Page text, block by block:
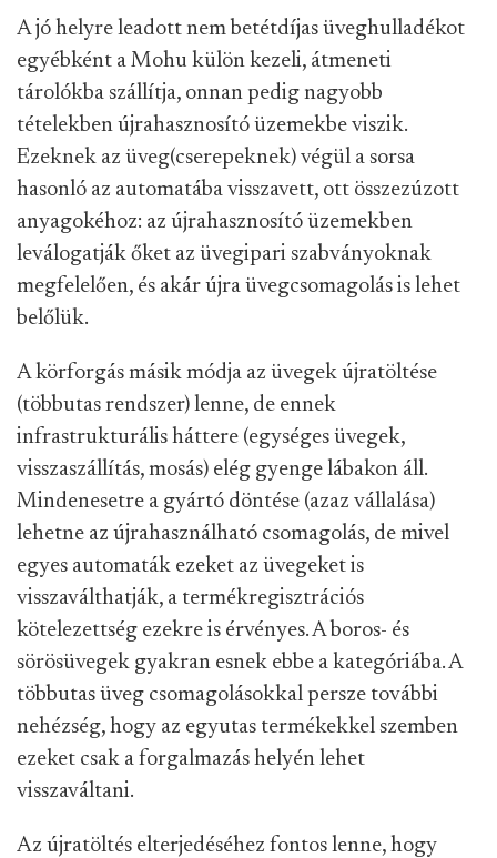
A jó helyre leadott nem betétdíjas üveghulladékot
egyébként a Mohu külön kezeli, átmeneti
tárolókba szállítja, onnan pedig nagyobb
tételekben újrahasznosító üzemekbe viszik.
Ezeknek az üveg(cserepeknek) végül a sorsa
hasonló az automatába visszavett, ott összezúzott
anyagokéhoz: az újrahasznosító üzemekben
leválogatják őket az üvegipari szabványoknak
megfelelően, és akár újra üvegcsomagolás is lehet
belőlük.
A körforgás másik módja az üvegek újratöltése
(többutas rendszer) lenne, de ennek
infrastrukturális háttere (egységes üvegek,
visszaszállítás, mosás) elég gyenge lábakon áll.
Mindenesetre a gyártó döntése (azaz vállalása)
lehetne az újrahasználható csomagolás, de mivel
egyes automaták ezeket az üvegeket is
visszaválthatják, a termékregisztrációs
kötelezettség ezekre is érvényes. A boros- és
sörösüvegek gyakran esnek ebbe a kategóriába. A
többutas üveg csomagolásokkal persze további
nehézség, hogy az egyutas termékekkel szemben
ezeket csak a forgalmazás helyén lehet
visszaváltani.
Az újratöltés elterjedéséhez fontos lenne, hogy